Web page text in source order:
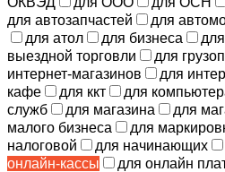
для автозапчастей
для
для атол
для бизнеса
выездной торговли
для
интернет-магазинов
для
кафе
для ккт для
служб
для магазина для
малого бизнеса
для
налоговой
для начинающих
онлайн-кассы
для онлайн